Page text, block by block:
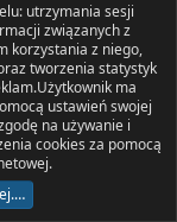
utrzymania sesji
związanych z
korzystania z niego,
tworzenia statystyk
ma
ustawień swojej
na używanie i
cookies za pomocą